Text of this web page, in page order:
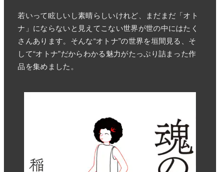
若いって眩しいし素晴らしいけれど、まだまだ「オト
ナ」にならないと見えてこない世界が世の中にはたく
さんあります。そんな“オトナ”の世界を垣間見る、そ
して“オトナ”だからわかる魅力がたっぷり詰まった作
品を集めました。